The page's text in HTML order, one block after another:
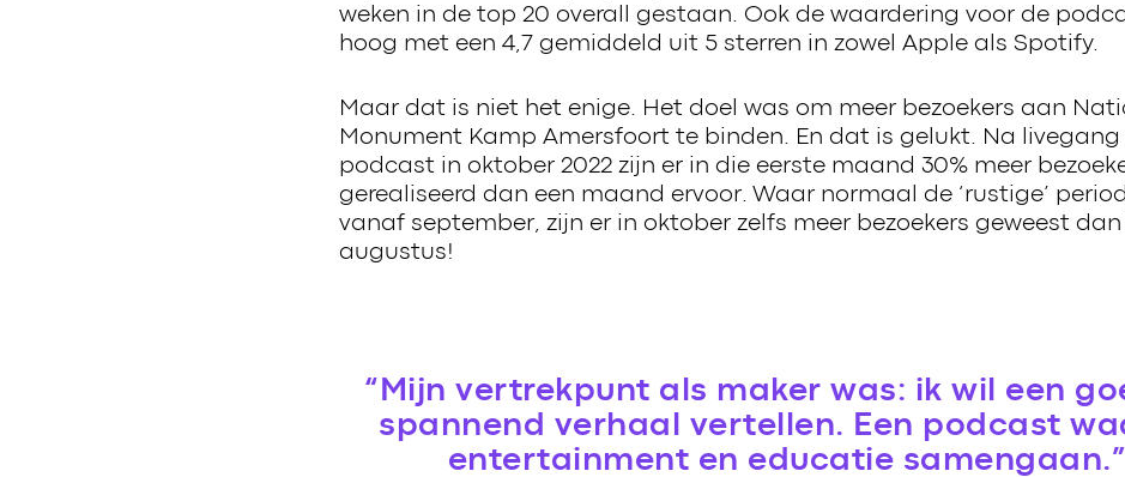
weken in de top 20 overall gestaan. Ook de waardering voor de
hoog met een 4,7 gemiddeld uit 5 sterren in zowel Apple als Spotify.
Maar dat is niet het enige. Het doel was om meer bezoekers aan
Monument Kamp Amersfoort te binden. En dat is gelukt. Na livegang
podcast in oktober 2022 zijn er in die eerste maand 30% meer
gerealiseerd dan een maand ervoor. Waar normaal de ‘rustige’
vanaf september, zijn er in oktober zelfs meer bezoekers geweest dan
augustus!
“Mijn vertrekpunt als maker was: ik wil een
spannend verhaal vertellen. Een podcast
entertainment en educatie samengaan.”